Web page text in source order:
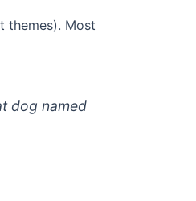
themes). Most
dog named